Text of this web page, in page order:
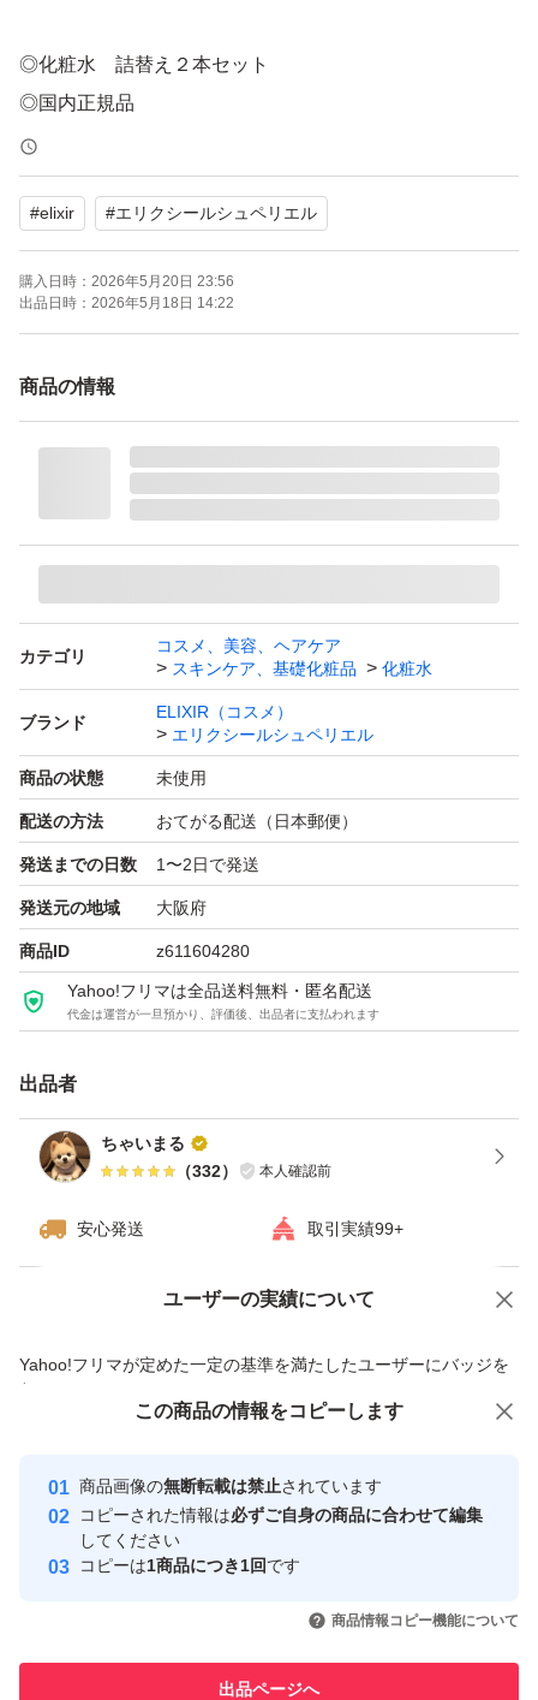
◎化粧水 詰替え２本セット
◎国内正規品
◎新品未開封
◎ゆうパケットプラスにて発送いたします。
他のお品と同時購入の時のみ送料分をお値下げさせて頂き
ます。
よろしくお願い致します☆
P（III とてもしっとり）詰替用/150ml
#elixir #エリクシールシュペリエル
購入日時： 2026年5月20日 23:56
出品日時： 2026年5月18日 14:22
商品の情報
カテゴリ
コスメ、美容、ヘアケア
スキンケア、基礎化粧品
化粧水
ブランド
ELIXIR（コスメ）
エリクシールシュペリエル
商品の状態 未使用
配送の方法 おてがる配送（日本郵便）
発送までの日数 1〜2日で発送
発送元の地域 大阪府
商品ID z611604280
Yahoo!フリマは全品送料無料・匿名配送
代金は運営が一旦預かり、評価後、出品者に支払われます
出品者
ちゃいまる
（332） 本人確認前
安心発送 取引実績99+
ユーザーの実績について
Yahoo!フリマが定めた一定の基準を満たしたユーザーにバッジを
付与しています
安心取引出品者
心・安全なユーザーです
取引実績
引を完了させた実績があります
での取引実績があります
価格の相談 商品への質問
この商品の情報をコピーします
商品画像の無断転載は禁止されています
コピーされた情報は必ずご自身の商品に合わせて編集
してください
コピーは1商品につき1回です
商品情報コピー機能について
出品ページへ
この商品をみている人にオススメ